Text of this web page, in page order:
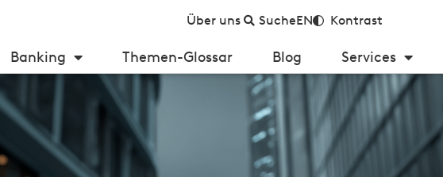
Über uns SucheEN Kontrast
Banking Themen-Glossar Blog Services